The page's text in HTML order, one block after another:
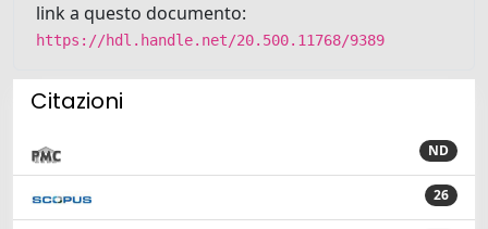
link a questo documento:
https://hdl.handle.net/20.500.11768/9389
Citazioni
ND
26